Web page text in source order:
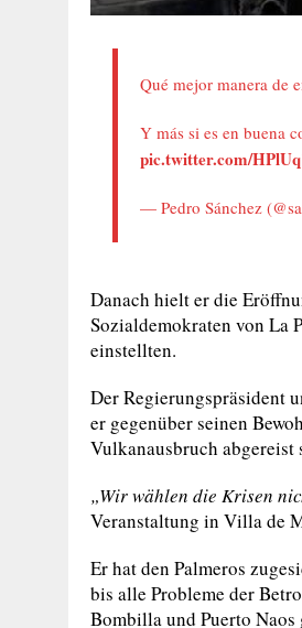
Qué mejor manera de
Y más si es en buena
pic.twitter.com/
— Pedro Sánchez
Danach hielt er die
Sozialdemokraten von La
einstellten.
Der Regierungspräsident
er gegenüber seinen
Vulkanausbruch abgereist
„Wir wählen die Krisen
Veranstaltung in Villa de
Er hat den Palmeros
bis alle Probleme der
Bombilla und Puerto